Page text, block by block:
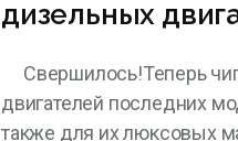
дизельных
Свершилось!Теперь
двигателей последних
также для их люксовых